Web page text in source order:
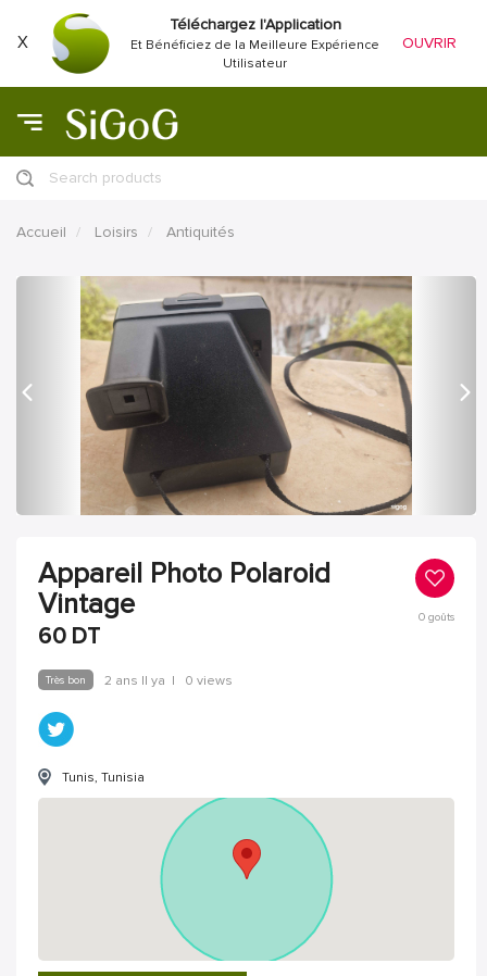
X
Téléchargez l'Application
Et Bénéficiez de la Meilleure Expérience
Utilisateur
OUVRIR
Search products
Accueil Loisirs Antiquités
précédent
Appareil Photo Polaroid
Vintage
60 DT
0goûts
Très bon 2 ans Il ya | 0 views
Tunis, Tunisia